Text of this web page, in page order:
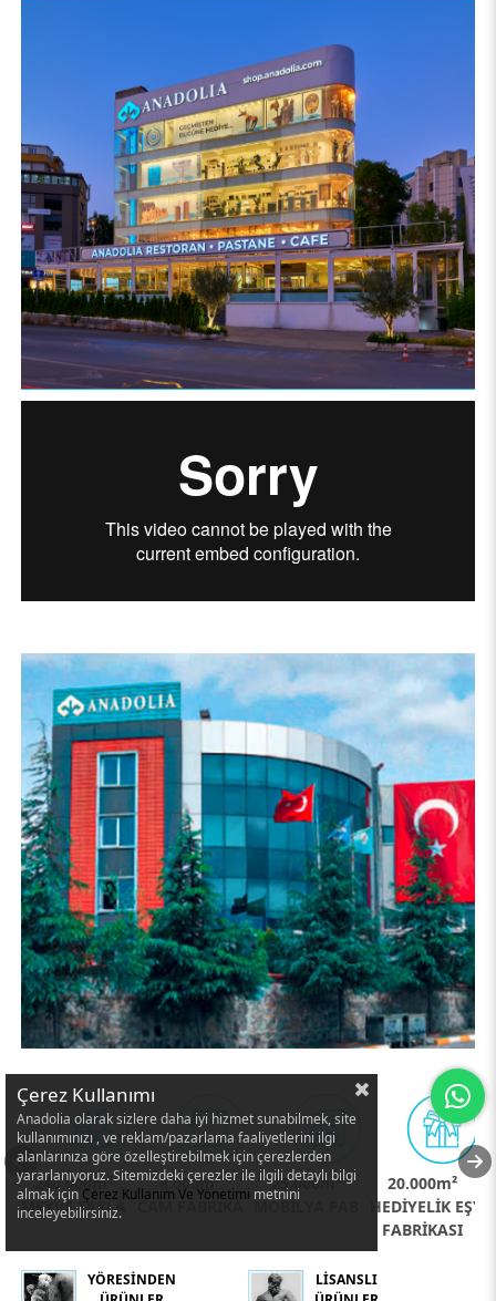
240.000m²
MEYVE TARLASI
8.000m²
CAM FABRİKASI
25.000m²
MOBİLYA FABRİKASI
20.000m²
HEDİYELİK EŞYA
FABRİKASI
YÖRESİNDEN
LİSANSLI
Çerez Kullanımı
Anadolia olarak sizlere daha iyi hizmet sunabilmek, site
kullanımınızı , ve reklam/pazarlama faaliyetlerini ilgi
alanlarınıza göre özelleştirebilmek için çerezlerden
yararlanıyoruz. Sitemizdeki çerezler ile ilgili detaylı bilgi
almak için Çerez Kullanım Ve Yönetimi metnini
inceleyebilirsiniz.